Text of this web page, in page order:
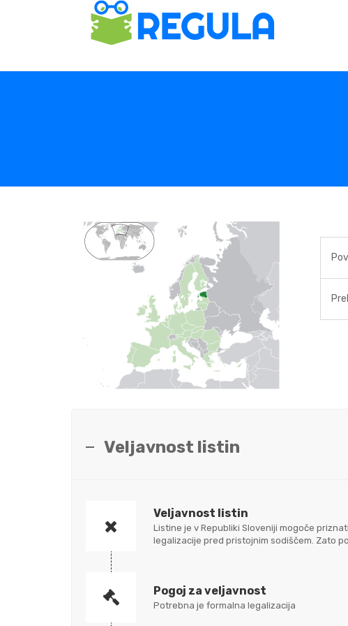
Veljavnost listin
Veljavnost listin
Listine je v Republiki Sloveniji mogoče
legalizacije pred pristojnim sodiščem. Zato
Pogoj za veljavnost
Potrebna je formalna legalizacija